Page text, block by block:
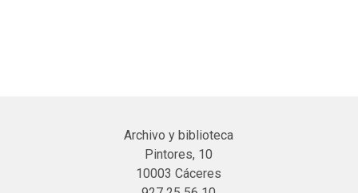
Archivo y biblioteca
Pintores, 10
10003 Cáceres